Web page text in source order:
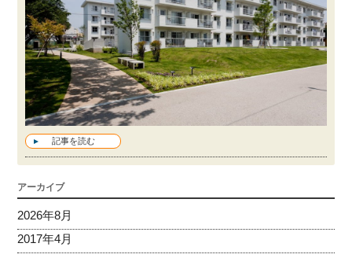
記事を読む
アーカイブ
2026年8月
2017年4月